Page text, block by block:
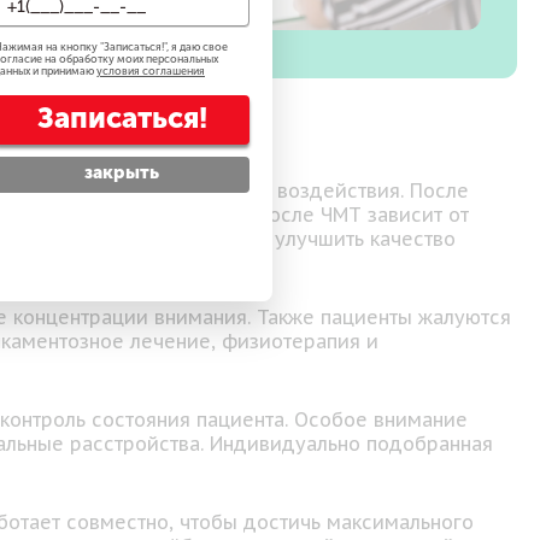
падения или внешнего воздействия. После
Восстановление после ЧМТ зависит от
лечение позволяет улучшить качество
внимания. Также пациенты жалуются
лечение, физиотерапия и
состояния пациента. Особое внимание
расстройства. Индивидуально подобранная
совместно, чтобы достичь максимального
на кнопку "Записаться!", я даю свое
на обработку моих персональных
и принимаю условия соглашения
Записаться!
закрыть